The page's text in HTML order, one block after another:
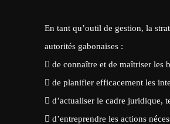
En tant qu’outil de gestion, la
autorités gabonaises :
 de connaître et de maîtriser les
 de planifier efficacement les
 d’actualiser le cadre juridique,
 d’entreprendre les actions